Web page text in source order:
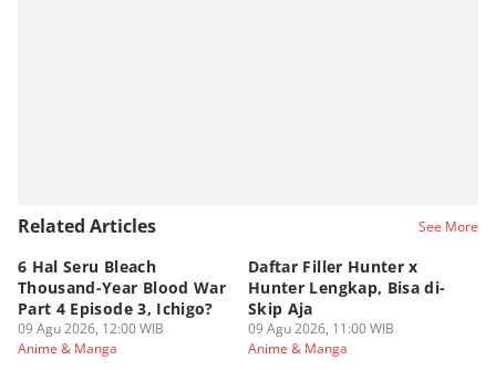
Related Articles See More
6 Hal Seru Bleach
Thousand-Year Blood War
Part 4 Episode 3, Ichigo?
09 Agu 2026, 12:00 WIB
Anime & Manga
Daftar Filler Hunter x
Hunter Lengkap, Bisa di-
Skip Aja
09 Agu 2026, 11:00 WIB
Anime & Manga